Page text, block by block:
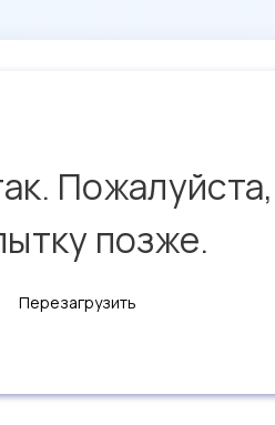
позже.
Перезагрузить